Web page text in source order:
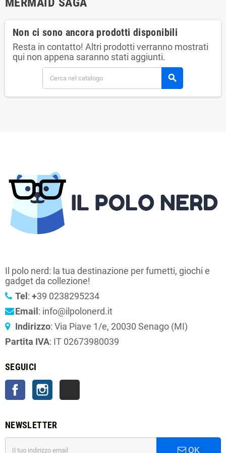
Non ci sono ancora prodotti disponibili
Resta in contatto! Altri prodotti verranno mostrati
qui non appena saranno stati aggiunti.
search
Il polo nerd: la tua destinazione per fumetti, giochi e
gadget da collezione!
Tel : +39 0238295234
Email : info@ilpolonerd.it
Indirizzo: Via Piave 1/e, 20030 Senago (MI)
Partita IVA: IT 02673980039
SEGUICI
FacebookInstagram
NEWSLETTER
OK